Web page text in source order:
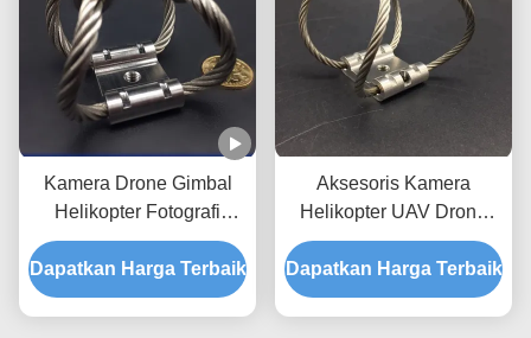
Kamera Drone Gimbal
Helikopter Fotografi
Udara GR6-142D-A
Kamera Vibration Isolator
Isolator de vibraciones de
Dapatkan Harga Terbaik
Aksesoris Kamera
Helikopter UAV Drone
Stabilizer Shock Vibration
Insulation GR4-13D-A
Kompak Isolator Tali
Dapatkan Harga Terbaik